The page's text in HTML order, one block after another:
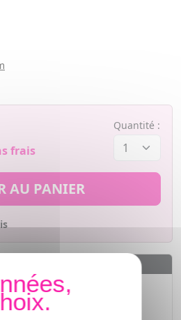
frais
Quantité :
AU PANIER
SÉCURISÉ